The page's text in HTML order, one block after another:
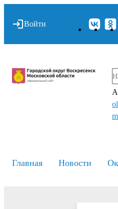
Войти
Главная Новости